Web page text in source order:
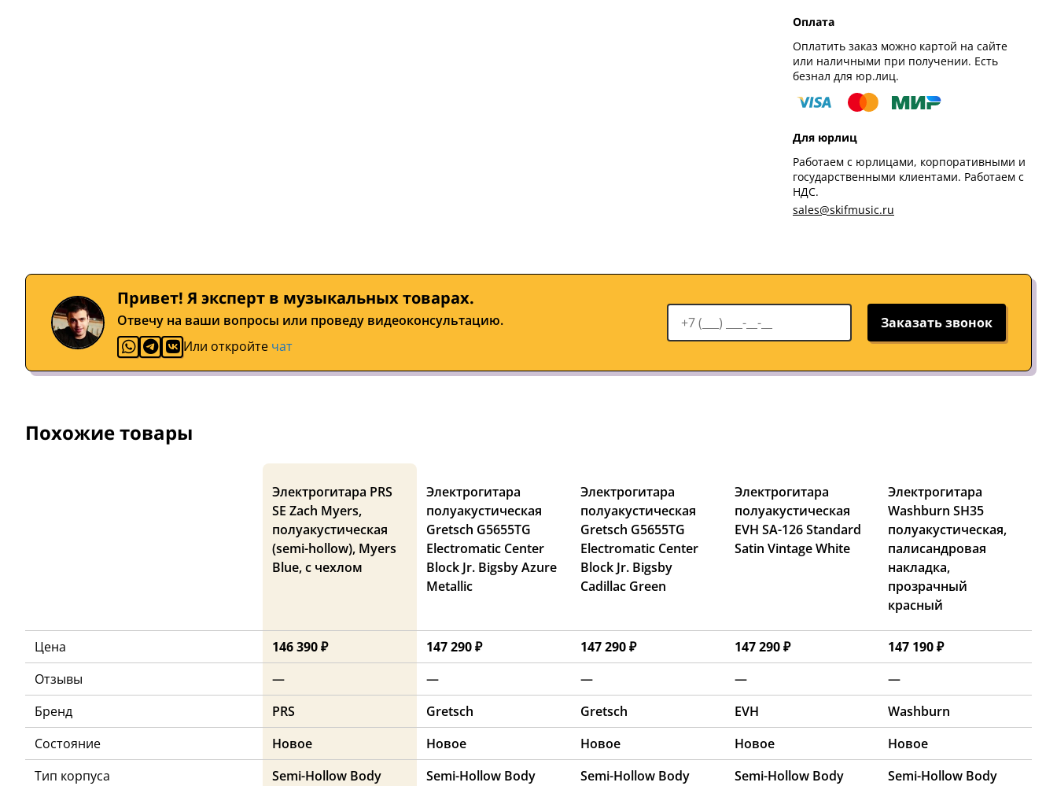
Оплата
Оплатить заказ можно картой на сайте
или наличными при получении. Есть
безнал для юр.лиц.
Для юрлиц
Работаем с юрлицами, корпоративными и
государственными клиентами. Работаем с
НДС.
sales@skifmusic.ru
Привет! Я эксперт в музыкальных товарах.
Отвечу на ваши вопросы или проведу видеоконсультацию.
Или откройте чат
Заказать звонок
Похожие товары
Электрогитара PRS
SE Zach Myers,
полуакустическая
(semi-hollow), Myers
Blue, с чехлом
Электрогитара
полуакустическая
Gretsch G5655TG
Electromatic Center
Block Jr. Bigsby Azure
Metallic
Электрогитара
полуакустическая
Gretsch G5655TG
Electromatic Center
Block Jr. Bigsby
Cadillac Green
Электрогитара
полуакустическая
EVH SA-126 Standard
Satin Vintage White
Электрогитара
Washburn SH35
полуакустическая,
палисандровая
накладка,
прозрачный
красный
Цена 146 390 ₽ 147 290 ₽ 147 290 ₽ 147 290 ₽
147 190 ₽
Отзывы
— — — —
—
Бренд
PRS Gretsch Gretsch EVH
Washburn
Состояние
Новое Новое Новое Новое
Новое
Тип корпуса
Semi-Hollow Body Semi-Hollow Body Semi-Hollow Body Semi-Hollow Body
Semi-Hollow Body